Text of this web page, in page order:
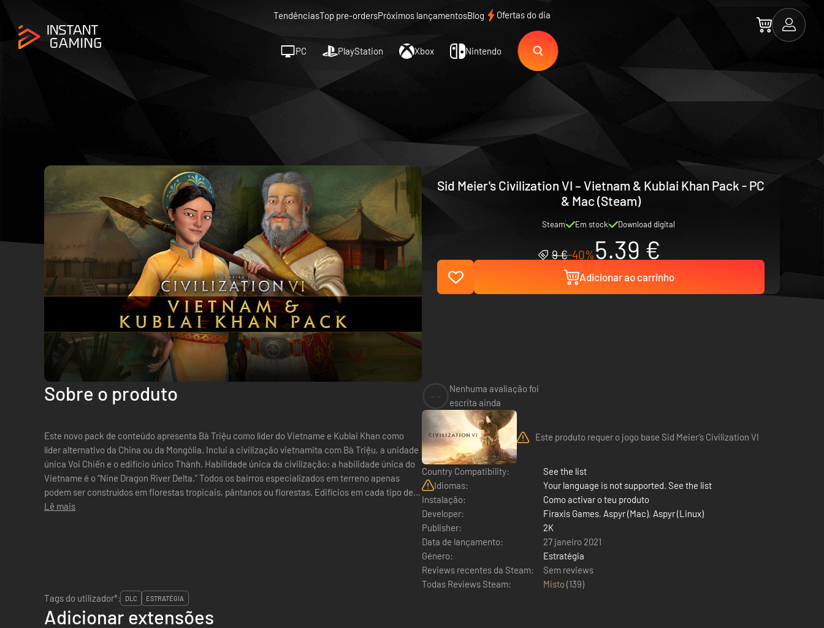
TendênciasTop pre-ordersPróximos lançamentosBlog Ofertas do dia
PC PlayStation Xbox Nintendo
Sid Meier's Civilization VI – Vietnam & Kublai Khan Pack - PC
& Mac (Steam)
Steam Em stock Download digital
9 €-40%5.39 €
Adicionar ao carrinho
Sobre o produto
Este novo pack de conteúdo apresenta Bà Triệu como líder do Vietname e Kublai Khan como
líder alternativo da China ou da Mongólia. Inclui a civilização vietnamita com Bà Triệu, a unidade
única Voi Chiến e o edifício único Thành. Habilidade única da civilização: a habilidade única do
Vietname é o “Nine Dragon River Delta.” Todos os bairros especializados em terreno apenas
podem ser construídos em florestas tropicais, pântanos ou florestas. Edifícios em cada tipo de...
Lê mais
Nenhuma avaliação foi
escrita ainda
Este produto requer o jogo base Sid Meier’s Civilization VI
Country Compatibility:
See the list
Idiomas:
Your language is not supported. See the list
Instalação:
Como activar o teu produto
Developer:
Firaxis Games, Aspyr (Mac), Aspyr (Linux)
Publisher:
2K
Data de lançamento:
27 janeiro 2021
Género:
Estratégia
Reviews recentes da Steam:
Sem reviews
Todas Reviews Steam:
Misto(139)
Tags do utilizador*:
DLC ESTRATÉGIA
Adicionar extensões